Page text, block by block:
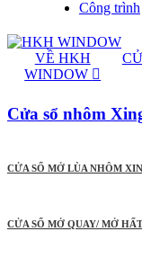
Công trình
VỀ HKH
WINDOW
Cửa sổ nhôm
CỬA SỔ MỞ LÙA NHÔM
CỬA SỔ MỞ QUAY/ MỞ